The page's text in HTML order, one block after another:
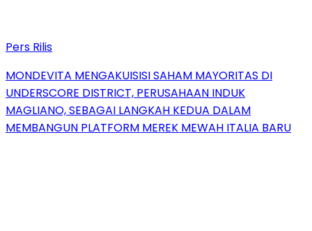
Pers Rilis
MONDEVITA MENGAKUISISI SAHAM MAYORITAS DI
UNDERSCORE DISTRICT, PERUSAHAAN INDUK
MAGLIANO, SEBAGAI LANGKAH KEDUA DALAM
MEMBANGUN PLATFORM MEREK MEWAH ITALIA BARU